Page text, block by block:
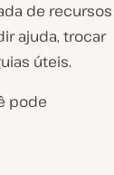
de recursos
ajuda, trocar
úteis.
pode